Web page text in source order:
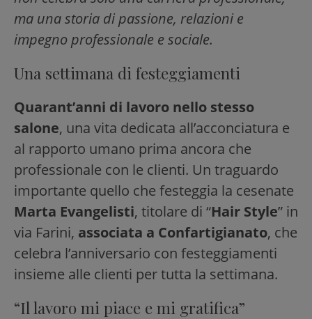
ma una storia di passione, relazioni e
impegno professionale e sociale.
Una settimana di festeggiamenti
Quarant’anni di lavoro nello stesso
salone, una vita dedicata all’acconciatura e
al rapporto umano prima ancora che
professionale con le clienti. Un traguardo
importante quello che festeggia la cesenate
Marta Evangelisti, titolare di “Hair Style” in
via Farini, associata a Confartigianato, che
celebra l’anniversario con festeggiamenti
insieme alle clienti per tutta la settimana.
“Il lavoro mi piace e mi gratifica”